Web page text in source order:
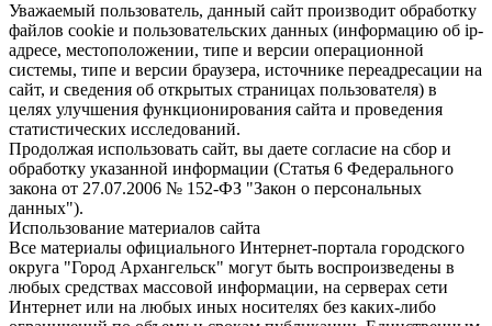
Уважаемый пользователь, данный сайт производит обработку
файлов cookie и пользовательских данных (информацию об ip-
адресе, местоположении, типе и версии операционной
системы, типе и версии браузера, источнике переадресации на
сайт, и сведения об открытых страницах пользователя) в
целях улучшения функционирования сайта и проведения
статистических исследований.
Продолжая использовать сайт, вы даете согласие на сбор и
обработку указанной информации (Статья 6 Федерального
закона от 27.07.2006 № 152-ФЗ "Закон о персональных
данных").
Использование материалов сайта
Все материалы официального Интернет-портала городского
округа "Город Архангельск" могут быть воспроизведены в
любых средствах массовой информации, на серверах сети
Интернет или на любых иных носителях без каких-либо